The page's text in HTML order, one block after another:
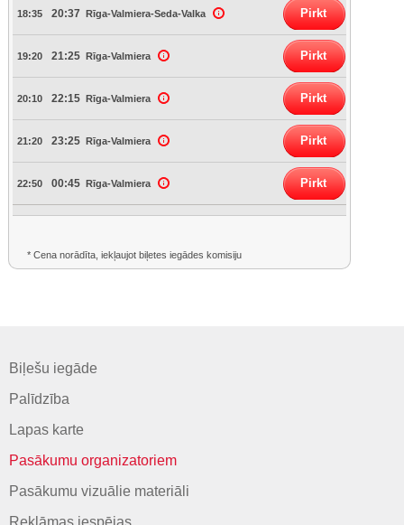
18:35 20:37 Rīga-Valmiera-Seda-Valka Pirkt
19:20 21:25 Rīga-Valmiera Pirkt
20:10 22:15 Rīga-Valmiera Pirkt
21:20 23:25 Rīga-Valmiera Pirkt
22:50 00:45 Rīga-Valmiera Pirkt
* Cena norādīta, iekļaujot biļetes iegādes komisiju
Biļešu iegāde
Palīdzība
Lapas karte
Pasākumu organizatoriem
Pasākumu vizuālie materiāli
Reklāmas iespējas